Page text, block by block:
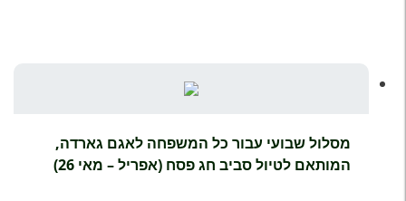
מסלול שבועי עבור כל המשפחה לאגם גארדה,
המותאם לטיול סביב חג פסח (אפריל – מאי 26)